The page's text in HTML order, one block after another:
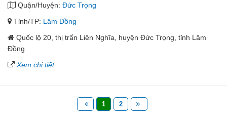
Quận/Huyện: Đức Trọng
Tỉnh/TP: Lâm Đồng
Quốc lộ 20, thị trấn Liên Nghĩa, huyện Đức Trọng, tỉnh Lâm
Đồng
Xem chi tiết
1 2